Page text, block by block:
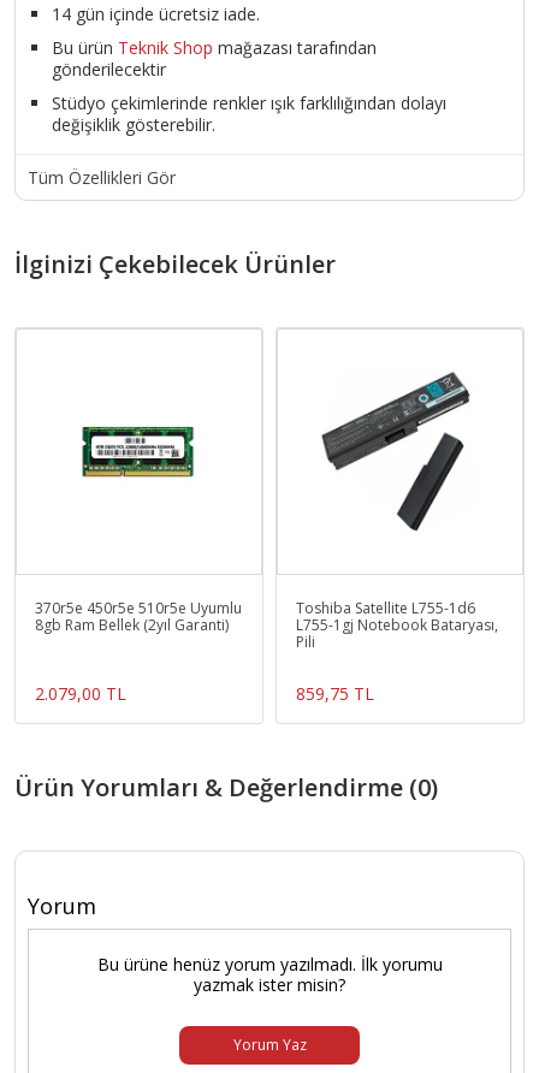
14 gün içinde ücretsiz iade.
Bu ürün Teknik Shop mağazası tarafından
gönderilecektir
Stüdyo çekimlerinde renkler ışık farklılığından dolayı
değişiklik gösterebilir.
Tüm Özellikleri Gör
İlginizi Çekebilecek Ürünler
370r5e 450r5e 510r5e Uyumlu
8gb Ram Bellek (2yıl Garanti)
2.079,00 TL
Toshiba Satellite L755-1d6
L755-1gj Notebook Bataryası,
Pili
859,75 TL
Ürün Yorumları & Değerlendirme (0)
Yorum
Bu ürüne henüz yorum yazılmadı. İlk yorumu
yazmak ister misin?
Yorum Yaz